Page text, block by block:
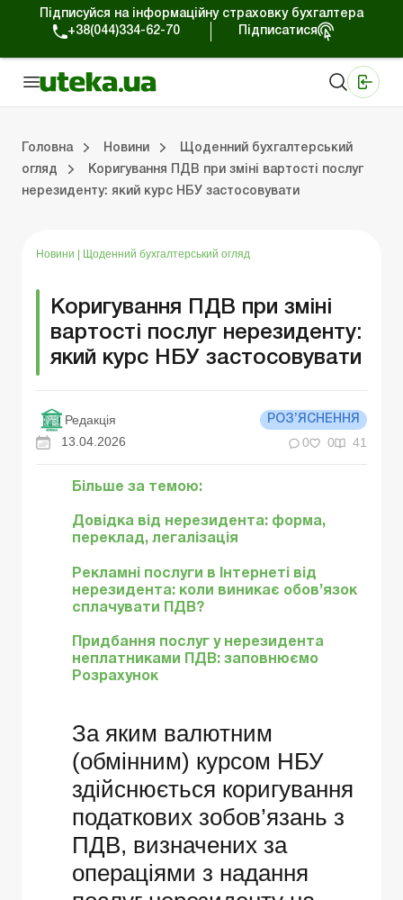
Підписуйся на інформаційну страховку бухгалтера
+38(044)334-62-70
Підписатися
Головна Новини
Щоденний бухгалтерський
огляд
Коригування ПДВ при зміні вартості послуг
нерезиденту: який курс НБУ застосовувати
Новини Щоденний бухгалтерський огляд
Коригування ПДВ при зміні
вартості послуг нерезиденту:
який курс НБУ застосовувати
Редакція РОЗ’ЯСНЕННЯ
13.04.2026 0 0 41
Більше за темою:
Довідка від нерезидента: форма,
переклад, легалізація
Рекламні послуги в Інтернеті від
нерезидента: коли виникає обов’язок
сплачувати ПДВ?
Придбання послуг у нерезидента
неплатниками ПДВ: заповнюємо
Розрахунок
За яким валютним
(обмінним) курсом НБУ
здійснюється коригування
податкових зобов’язань з
ПДВ, визначених за
операціями з надання